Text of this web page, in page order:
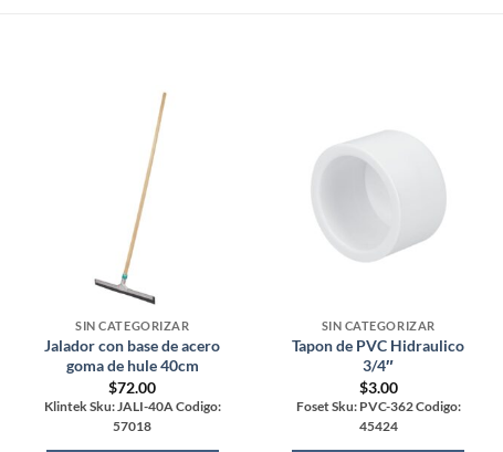
SIN CATEGORIZAR
Jalador con base de acero
goma de hule 40cm
$72.00
Klintek Sku: JALI-40A Codigo:
57018
SIN CATEGORIZAR
Tapon de PVC Hidraulico
3/4″
$3.00
Foset Sku: PVC-362 Codigo:
45424